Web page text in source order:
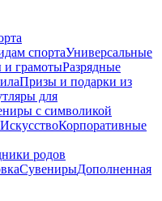
спортаУниверсальные
грамотыРазрядные
Призы и подарки из
для
с символикой
ИскусствоКорпоративные
родов
СувенирыДополненная